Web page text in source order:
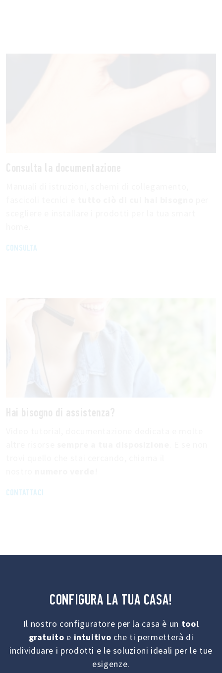
CONSULTA
CONTATTACI
CONFIGURA LA TUA CASA!
Il nostro configuratore per la casa è un tool
gratuito e intuitivo che ti permetterà di
individuare i prodotti e le soluzioni ideali per le tue
esigenze.